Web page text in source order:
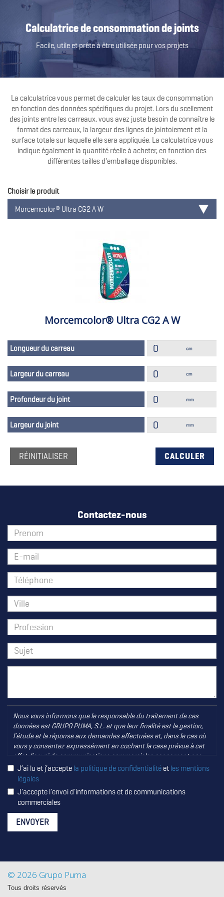
Calculatrice de consommation de joints
Facile, utile et prête à être utilisée pour vos projets
La calculatrice vous permet de calculer les taux de consommation
en fonction des données spécifiques du projet. Lors du scellement
des joints entre les carreaux, vous avez juste besoin de connaître le
format des carreaux, la largeur des lignes de jointoiement et la
surface totale sur laquelle elle sera appliquée. La calculatrice vous
indique également la quantité réelle à acheter, en fonction des
différentes tailles d'emballage disponibles.
Choisir le produit
Morcemcolor® Ultra CG2 A W
Morcemcolor® Ultra CG2 A W
Longueur du carreau
Largeur du carreau
Profondeur du joint
Largeur du joint
RÉINITIALISER CALCULER
Contactez-nous
Nous vous informons que le responsable du traitement de ces
données est GRUPO PUMA, S.L. et que leur finalité est la gestion,
l’étude et la réponse aux demandes effectuées et, dans le cas où
vous y consentez expressément en cochant la case prévue à cet
effet, l’envoi de communications commerciales concernant nos
produits et services. Ce traitement est légitimé par le
consentement que vous nous accordez par la présente. Aucune
donnée ne sera communiquée à des tiers, sauf obligation légale.
Vous certifiez être âgé de plus de 14 ans et disposer, par
conséquent, de la capacité juridique nécessaire pour donner ce
consentement, conformément à ce qui est établi dans la Politique
de Confidentialité. Vous pouvez accéder à vos données, les
J’ai lu et j’accepte la politique de confidentialité et les mentions
légales
J'accepte l'envoi d'informations et de communications
commerciales
ENVOYER
© 2026 Grupo Puma
Tous droits réservés